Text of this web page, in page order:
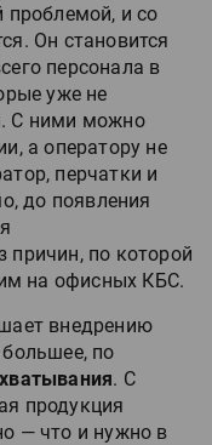
проблемой, и со
Он становится
персонала в
уже не
С ними можно
а оператору не
перчатки и
до появления
причин, по которой
на офисных КБС.
внедрению
по
. С
продукция
— что и нужно в